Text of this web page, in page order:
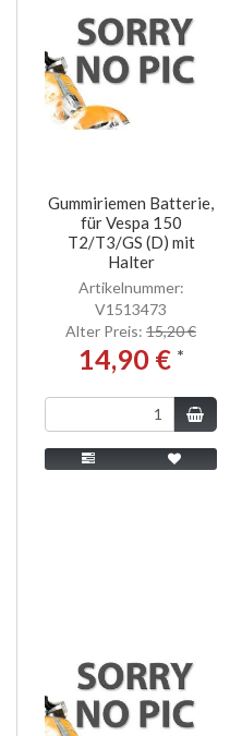
Gummiriemen Batterie,
für Vespa 150
T2/T3/GS (D) mit
Halter
Artikelnummer:
V1513473
Alter Preis: 15,20 €
14,90 € *